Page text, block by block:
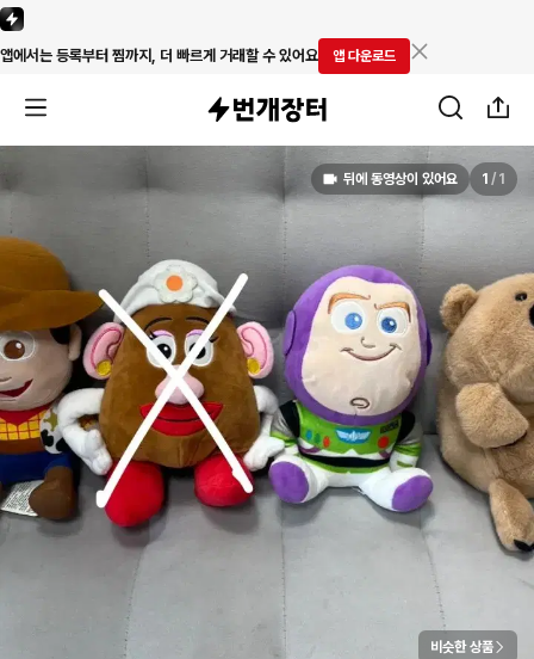
앱에서는 등록부터 찜까지, 더 빠르게 거래할 수 있어요 앱 다운로드
뒤에 동영상이 있어요 1 / 1
비슷한 상품